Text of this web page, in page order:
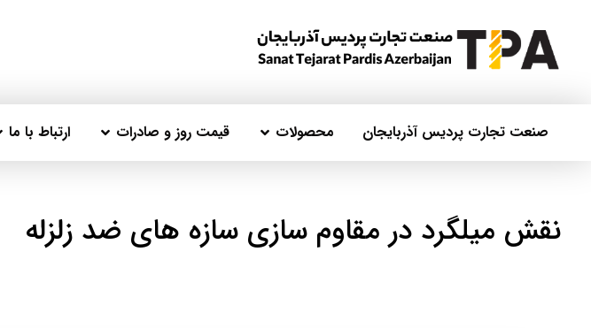
صنعت تجارت پردیس آذربایجان محصولات قیمت روز و صادرات ارتباط با ما
نقش میلگرد در مقاوم سازی سازه های ضد زلزله